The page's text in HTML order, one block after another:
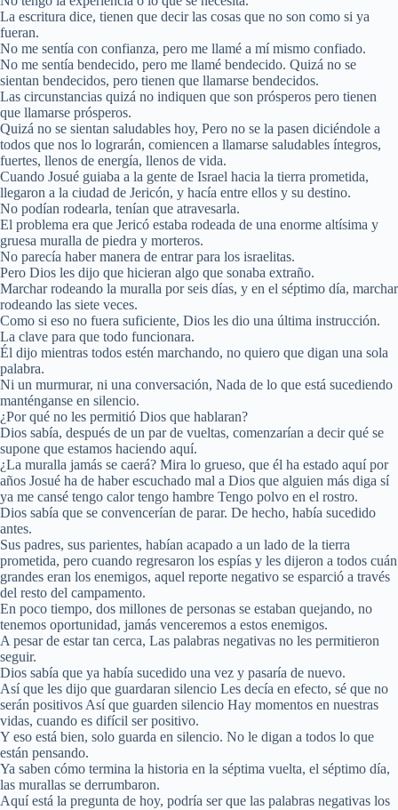
La escritura dice, tienen que decir las cosas que no son como si ya
fueran.
No me sentía con confianza, pero me llamé a mí mismo confiado.
No me sentía bendecido, pero me llamé bendecido. Quizá no se
sientan bendecidos, pero tienen que llamarse bendecidos.
Las circunstancias quizá no indiquen que son prósperos pero tienen
que llamarse prósperos.
Quizá no se sientan saludables hoy, Pero no se la pasen diciéndole a
todos que nos lo lograrán, comiencen a llamarse saludables íntegros,
fuertes, llenos de energía, llenos de vida.
Cuando Josué guiaba a la gente de Israel hacia la tierra prometida,
llegaron a la ciudad de Jericón, y hacía entre ellos y su destino.
No podían rodearla, tenían que atravesarla.
El problema era que Jericó estaba rodeada de una enorme altísima y
gruesa muralla de piedra y morteros.
No parecía haber manera de entrar para los israelitas.
Pero Dios les dijo que hicieran algo que sonaba extraño.
Marchar rodeando la muralla por seis días, y en el séptimo día, marchar
rodeando las siete veces.
Como si eso no fuera suficiente, Dios les dio una última instrucción.
La clave para que todo funcionara.
Él dijo mientras todos estén marchando, no quiero que digan una sola
palabra.
Ni un murmurar, ni una conversación, Nada de lo que está sucediendo
manténganse en silencio.
¿Por qué no les permitió Dios que hablaran?
Dios sabía, después de un par de vueltas, comenzarían a decir qué se
supone que estamos haciendo aquí.
¿La muralla jamás se caerá? Mira lo grueso, que él ha estado aquí por
años Josué ha de haber escuchado mal a Dios que alguien más diga sí
ya me cansé tengo calor tengo hambre Tengo polvo en el rostro.
Dios sabía que se convencerían de parar. De hecho, había sucedido
antes.
Sus padres, sus parientes, habían acapado a un lado de la tierra
prometida, pero cuando regresaron los espías y les dijeron a todos cuán
grandes eran los enemigos, aquel reporte negativo se esparció a través
del resto del campamento.
En poco tiempo, dos millones de personas se estaban quejando, no
tenemos oportunidad, jamás venceremos a estos enemigos.
A pesar de estar tan cerca, Las palabras negativas no les permitieron
seguir.
Dios sabía que ya había sucedido una vez y pasaría de nuevo.
Así que les dijo que guardaran silencio Les decía en efecto, sé que no
serán positivos Así que guarden silencio Hay momentos en nuestras
vidas, cuando es difícil ser positivo.
Y eso está bien, solo guarda en silencio. No le digan a todos lo que
están pensando.
Ya saben cómo termina la historia en la séptima vuelta, el séptimo día,
las murallas se derrumbaron.
Aquí está la pregunta de hoy, podría ser que las palabras negativas los